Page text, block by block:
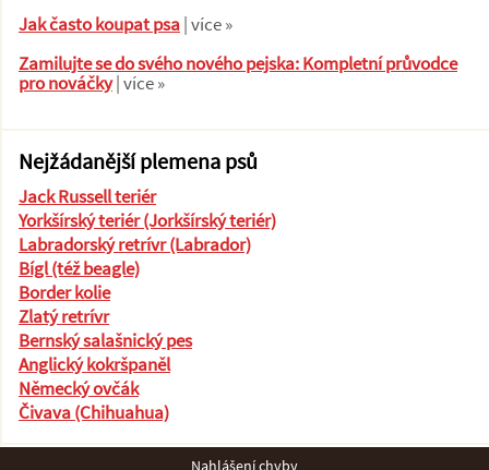
Jak často koupat psa| více »
Zamilujte se do svého nového pejska: Kompletní průvodce
pro nováčky| více »
Nejžádanější plemena psů
Jack Russell teriér
Yorkšírský teriér (Jorkšírský teriér)
Labradorský retrívr (Labrador)
Bígl (též beagle)
Border kolie
Zlatý retrívr
Bernský salašnický pes
Anglický kokršpaněl
Německý ovčák
Čivava (Chihuahua)
Nahlášení chyby